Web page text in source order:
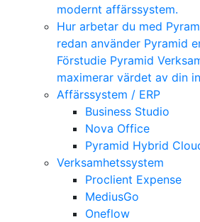
modernt affärssystem.
Hur arbetar du med
redan använder Pyramid
Förstudie Pyramid
maximerar värdet av din
Affärssystem / ERP
Business Studio
Nova Office
Pyramid Hybrid
Verksamhetssystem
Proclient Expense
MediusGo
Oneflow